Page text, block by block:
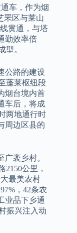
车，作为烟
罘区与莱山
贯通，与塔
勤效率倍
型。
公路的建设
蓬莱枢纽段
烟台境内首
车后，将成
两地通行时
周边区县的
袤乡村。
2150公里，
最美农村
，42条农
业品下乡通
振兴注入动